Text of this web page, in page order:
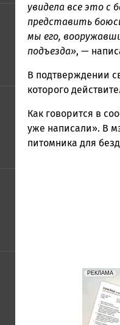
увидела все это с
представить
мы его,
подъезда», —
В подтверждении
которого
Как говорится в
уже написали». В
питомника для
erid:
РЕКЛАМА
Реклама